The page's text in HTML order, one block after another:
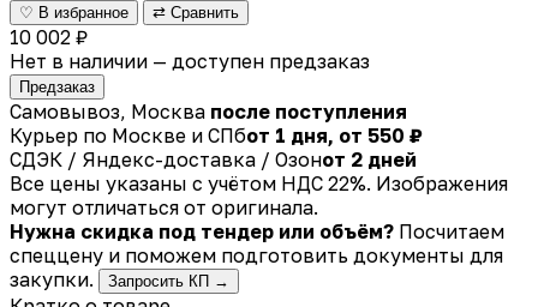
♡ В избранное ⇄ Сравнить
10 002 ₽
Нет в наличии — доступен предзаказ
Предзаказ
Самовывоз, Москва после поступления
Курьер по Москве и СПбот 1 дня, от 550 ₽
СДЭК / Яндекс-доставка / Озонот 2 дней
Все цены указаны с учётом НДС 22%. Изображения
могут отличаться от оригинала.
Нужна скидка под тендер или объём? Посчитаем
спеццену и поможем подготовить документы для
закупки.
Запросить КП →